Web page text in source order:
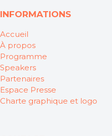
INFORMATIONS
Accueil
À propos
Programme
Speakers
Partenaires
Espace Presse
Charte graphique et logo